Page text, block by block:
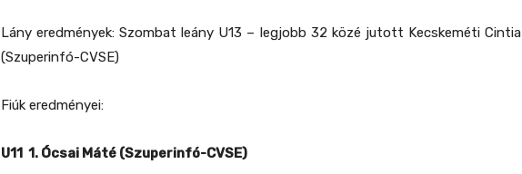
Lányeredmények:Szombat leány U13 – legjobb 32 közé jutott Kecskeméti Cintia
(Szuperinfó-CVSE)
Fiúk eredményei:
U11 1. Ócsai Máté (Szuperinfó-CVSE)